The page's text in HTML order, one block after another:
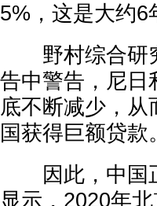
5%，这是大约6
野村综合研究
告中警告，尼日
底不断减少，
国获得巨额贷款。
因此，中国正
显示，2020年